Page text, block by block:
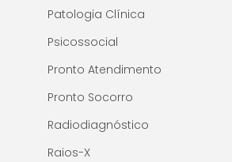
Patologia Clínica
Psicossocial
Pronto Atendimento
Pronto Socorro
Radiodiagnóstico
Raios-X